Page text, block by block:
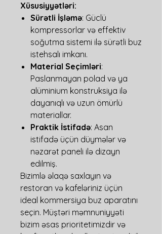
Xüsusiyyətləri:
Sürətli İşləmə: Güclü
kompressorlar və effektiv
soğutma sistemi ilə sürətli buz
istehsalı imkanı.
Material Seçimləri:
Paslanmayan polad və ya
alüminium konstruksiya ilə
dayanıqlı və uzun ömürlü
materiallar.
Praktik İstifadə: Asan
istifadə üçün düymələr və
nəzarət paneli ilə dizayn
edilmiş.
Bizimlə əlaqə saxlayın və
restoran və kafeləriniz üçün
ideal kommersiya buz aparatını
seçin. Müştəri məmnuniyyəti
bizim əsas prioritetimizdir və